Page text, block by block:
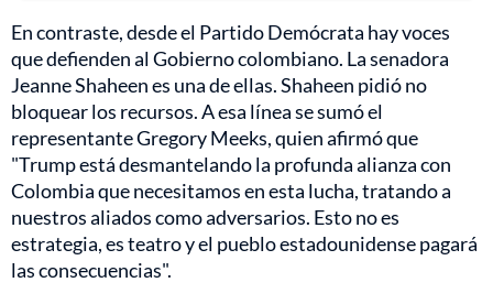
En contraste, desde el Partido Demócrata hay voces
que defienden al Gobierno colombiano. La senadora
Jeanne Shaheen es una de ellas. Shaheen pidió no
bloquear los recursos. A esa línea se sumó el
representante Gregory Meeks, quien afirmó que
"Trump está desmantelando la profunda alianza con
Colombia que necesitamos en esta lucha, tratando a
nuestros aliados como adversarios. Esto no es
estrategia, es teatro y el pueblo estadounidense pagará
las consecuencias".